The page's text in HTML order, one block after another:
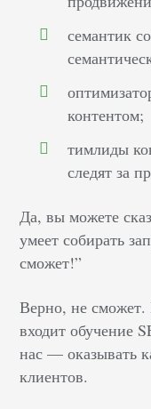
семантик
контентом;
тимлиды
следят за
Да, вы можете
умеет собирать
сможет!”
Верно, не сможет.
входит обучение
нас — оказывать
клиентов.